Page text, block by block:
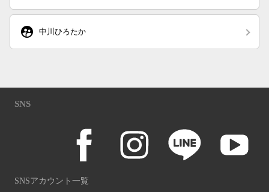
supervised_user_circle 中川ひろたか
SNS
SNSアカウント一覧